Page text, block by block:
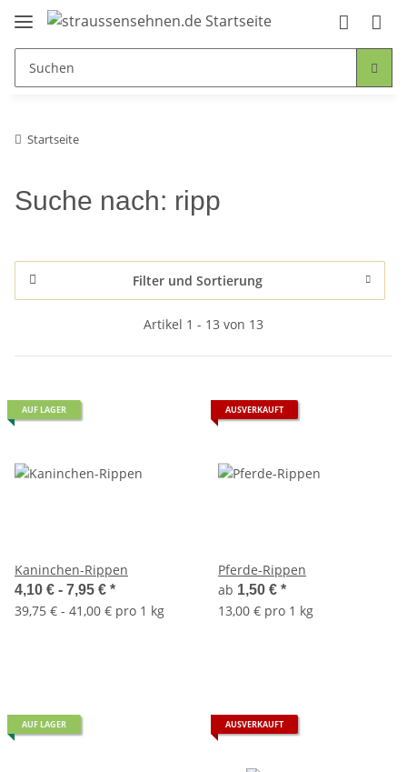
Startseite
Suche nach: ripp
Filter und Sortierung
Artikel 1 - 13 von 13
AUF LAGER
Kaninchen-Rippen
4,10 € - 7,95 € *
39,75 € - 41,00 € pro 1 kg
AUSVERKAUFT
Pferde-Rippen
ab 1,50 € *
13,00 € pro 1 kg
AUF LAGER AUSVERKAUFT